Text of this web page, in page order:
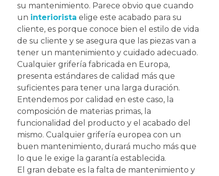
su mantenimiento. Parece obvio que cuando
un interiorista elige este acabado para su
cliente, es porque conoce bien el estilo de vida
de su cliente y se asegura que las piezas van a
tener un mantenimiento y cuidado adecuado.
Cualquier grifería fabricada en Europa,
presenta estándares de calidad más que
suficientes para tener una larga duración.
Entendemos por calidad en este caso, la
composición de materias primas, la
funcionalidad del producto y el acabado del
mismo. Cualquier grifería europea con un
buen mantenimiento, durará mucho más que
lo que le exige la garantía establecida.
El gran debate es la falta de mantenimiento y